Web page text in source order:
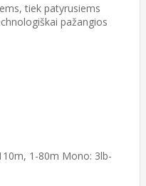
tiek patyrusiems
pažangios
1-80m Mono: 3lb-